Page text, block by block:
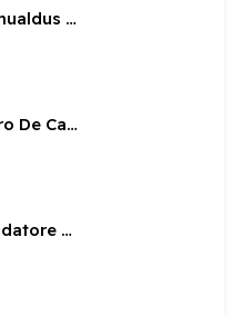
Donazione di Romualdus Cariannus
Lapide Alberghiero De Carolis
Targa al Commendatore Paolo Pallucco